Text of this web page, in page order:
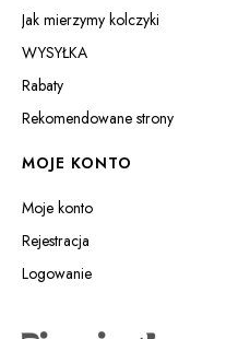
Jak mierzymy kolczyki
WYSYŁKA
Rabaty
Rekomendowane strony
MOJE KONTO
Moje konto
Rejestracja
Logowanie